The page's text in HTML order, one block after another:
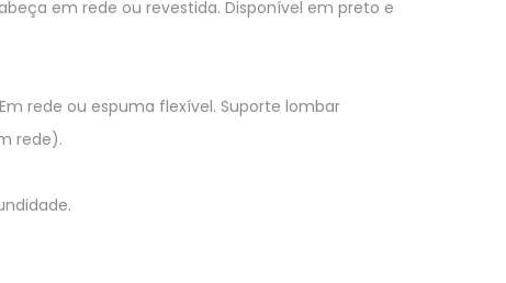
em rede ou revestida. Disponível em preto e
rede ou espuma flexível. Suporte lombar
rede).